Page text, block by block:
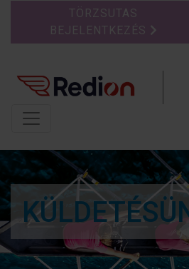
TÖRZSUTAS
BEJELENTKEZÉS